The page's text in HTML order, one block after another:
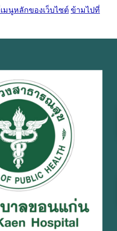
มนูหลักของเว็บไซต์ ข้ามไปที่